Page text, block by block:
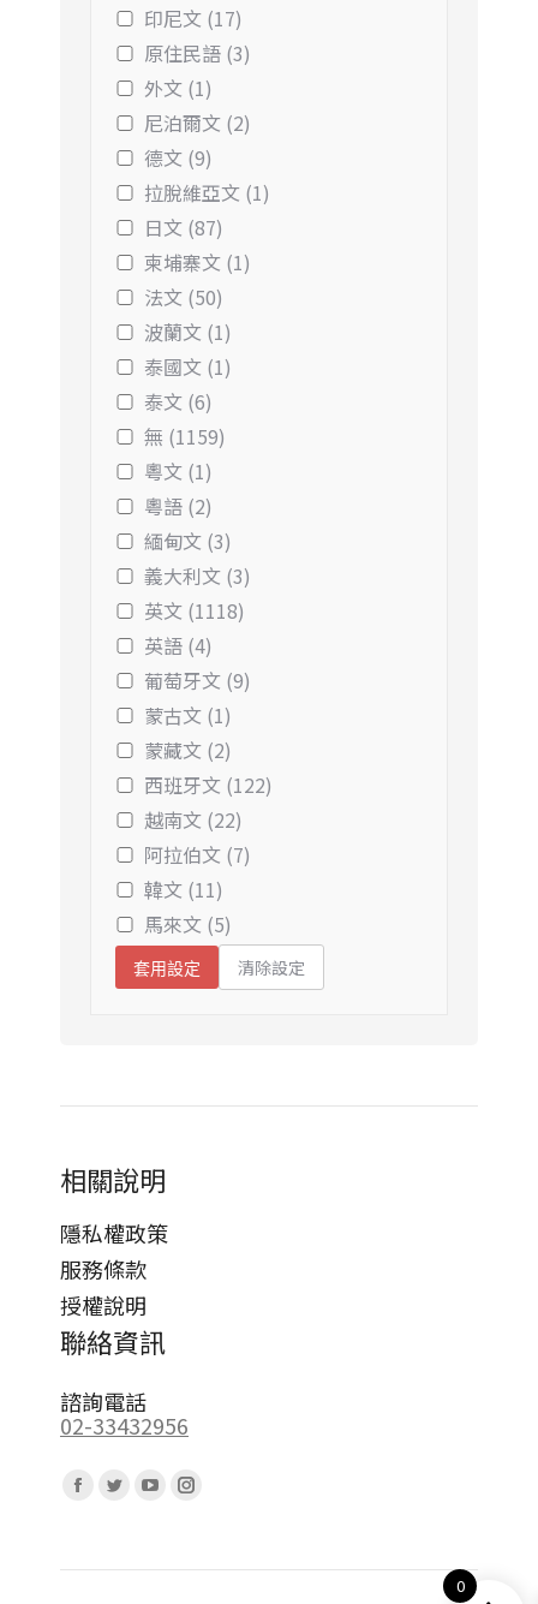
印尼文 (17)
原住民語 (3)
外文 (1)
尼泊爾文 (2)
德文 (9)
拉脫維亞文 (1)
日文 (87)
柬埔寨文 (1)
法文 (50)
波蘭文 (1)
泰國文 (1)
泰文 (6)
無 (1159)
粵文 (1)
粵語 (2)
緬甸文 (3)
義大利文 (3)
英文 (1118)
英語 (4)
葡萄牙文 (9)
蒙古文 (1)
蒙藏文 (2)
西班牙文 (122)
越南文 (22)
阿拉伯文 (7)
韓文 (11)
馬來文 (5)
套用設定 清除設定
相關說明
隱私權政策
服務條款
授權說明
聯絡資訊
諮詢電話
02-33432956
Facebook
opens
Twitter
opens
YouTube
opens
Instagram
opens
0